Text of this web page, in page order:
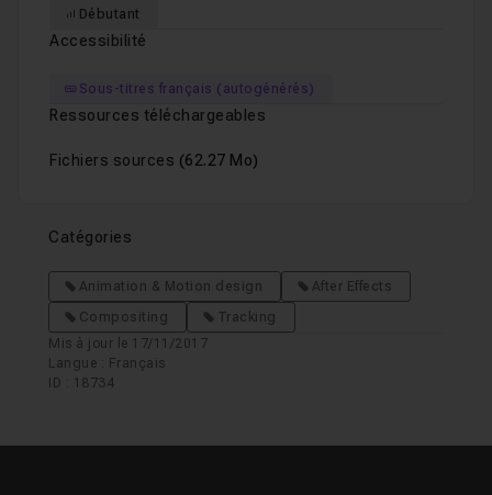
Débutant
Accessibilité
Sous-titres français (autogénérés)
Ressources téléchargeables
Fichiers sources (62.27 Mo)
Catégories
Animation & Motion design
After Effects
Compositing
Tracking
Mis à jour le 17/11/2017
Langue : Français
ID : 18734